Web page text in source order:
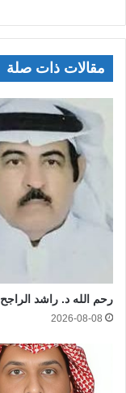
مقالات ذات صلة
رحم الله د. راشد الراجح
2026-08-08